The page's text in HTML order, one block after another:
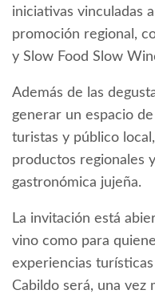
iniciativas vinculadas
promoción regional,
y Slow Food Slow
Además de las
generar un espacio
turistas y público
productos regionales
gastronómica jujeña.
La invitación está
vino como para
experiencias
Cabildo será, una vez